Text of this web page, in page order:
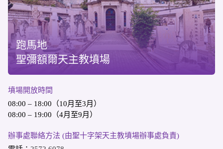
跑馬地
聖彌額爾天主教墳場
墳場開放時間
08:00 – 18:00（10月至3月）
08:00 – 19:00（4月至9月）
辦事處聯絡方法 (由聖十字架天主教墳場辦事處負責)